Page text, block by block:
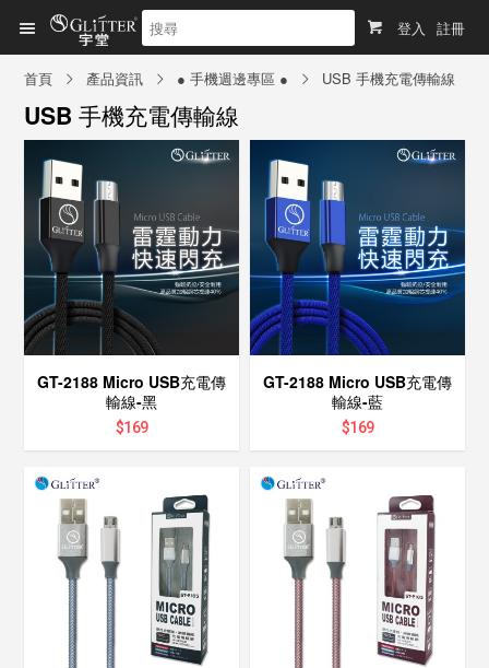
登入 註冊
首頁 產品資訊 ● 手機週邊專區 ● USB 手機充電傳輸線
USB 手機充電傳輸線
GT-2188 Micro USB充電傳
輸線-黑
$169
GT-2188 Micro USB充電傳
輸線-藍
$169